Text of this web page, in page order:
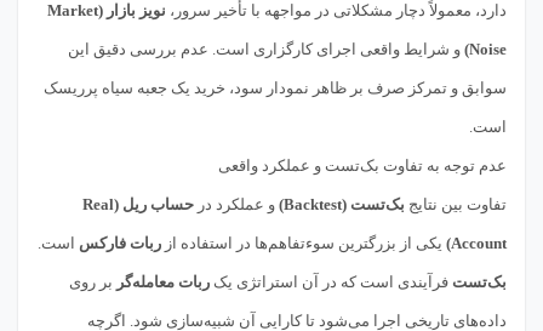
دارد، معمولاً دچار مشکلاتی در مواجهه با تأخیر سرور، نویز بازار (Market
Noise) و شرایط واقعی اجرای کارگزاری است. عدم بررسی دقیق این
سوابق و تمرکز صرف بر ظاهر نمودار سود، خرید یک جعبه سیاه پرریسک
است.
عدم توجه به تفاوت بک‌تست و عملکرد واقعی
تفاوت بین نتایج بک‌تست (Backtest) و عملکرد در حساب ریل (Real
Account) یکی از بزرگترین سوءتفاهم‌ها در استفاده از ربات فارکس است.
بک‌تست فرآیندی است که در آن استراتژی یک ربات معامله‌گر بر روی
داده‌های تاریخی اجرا می‌شود تا کارایی آن شبیه‌سازی شود. اگرچه